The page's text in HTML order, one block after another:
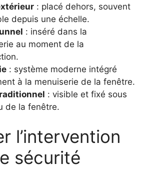
: placé dehors, souvent
depuis une échelle.
: inséré dans la
au moment de la
: système moderne intégré
à la menuiserie de la fenêtre.
: visible et fixé sous
de la fenêtre.
l’intervention
sécurité